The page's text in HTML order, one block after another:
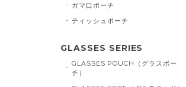
ガマ口ポーチ
ティッシュポーチ
GLASSES SERIES
GLASSES POUCH（グラスポー
チ）